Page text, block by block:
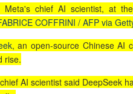
Meta's chief AI scientist, at
COFFRINI / AFP via
, an open-source Chinese AI
rise.
AI scientist said DeepSeek